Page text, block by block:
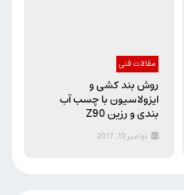
مقالات فنی
روش بند کشی و
ایزولاسیون با چسب آب
بندی و رزین Z90
نوامبر 10, 2017